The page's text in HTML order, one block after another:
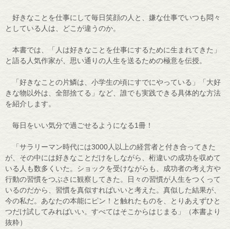
好きなことを仕事にして毎日笑顔の人と、嫌な仕事でいつも悶々
としている人は、どこが違うのか。
本書では、「人は好きなことを仕事にするために生まれてきた」
と語る人気作家が、思い通りの人生を送るための極意を伝授。
「好きなことの片鱗は、小学生の頃にすでにやっている」「大好
きな物以外は、全部捨てる」など、誰でも実践できる具体的な方法
を紹介します。
毎日をいい気分で過ごせるようになる1冊！
「サラリーマン時代には3000人以上の経営者と付き合ってきた
が、その中には好きなことだけをしながら、桁違いの成功を収めて
いる人も数多くいた。ショックを受けながらも、成功者の考え方や
行動の習慣をつぶさに観察してきた。日々の習慣が人生をつくって
いるのだから、習慣を真似すればいいと考えた。真似した結果が、
今の私だ。あなたの本能にピン！と触れたものを、とりあえずひと
つだけ試してみればいい。すべてはそこからはじまる」（本書より
抜粋）